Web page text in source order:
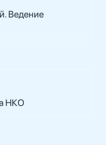
Ведение
НКО